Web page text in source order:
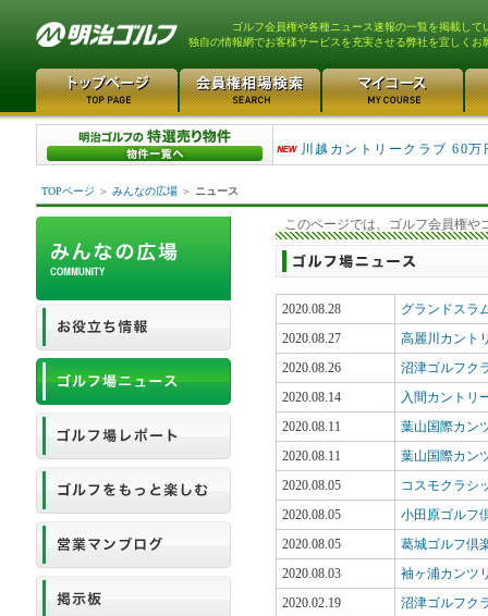
ゴルフ会員権や各種ニュース速報の一覧を掲載して
独自の情報網でお客様サービスを充実させる弊社を宜しくお
津久井湖ゴルフ倶楽部 80万
川越カントリークラブ 60万
TOPページ ＞ みんなの広場 ＞ ニュース
このページでは、ゴルフ会員権や
2020.08.28
グランドスラ
2020.08.27
高麗川カント
2020.08.26
沼津ゴルフク
2020.08.14
入間カントリ
2020.08.11
葉山国際カン
2020.08.11
葉山国際カン
2020.08.05
コスモクラシ
2020.08.05
小田原ゴルフ
2020.08.05
葛城ゴルフ倶
2020.08.03
袖ヶ浦カンツ
2020.02.19
沼津ゴルフク